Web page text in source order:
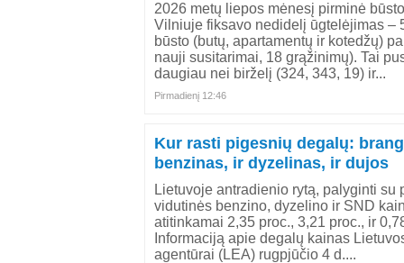
2026 metų liepos mėnesį pirminė
Vilniuje fiksavo nedidelį ūgtelėjimas –
būsto (butų, apartamentų ir kotedžų)
nauji susitarimai, 18 grąžinimų). Tai
daugiau nei birželį (324, 343, 19) ir...
Pirmadienį 12:46
Kur rasti pigesnių degalų:
benzinas, ir dyzelinas, ir dujos
Lietuvoje antradienio rytą, palyginti su
vidutinės benzino, dyzelino ir SND
atitinkamai 2,35 proc., 3,21 proc., ir
Informaciją apie degalų kainas
agentūrai (LEA) rugpjūčio 4 d....